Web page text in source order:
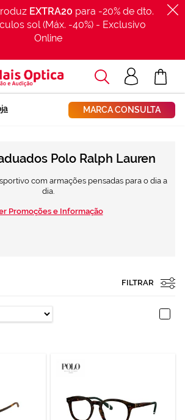
EXTRA20 para -20% de dto.
sol (Máx. -40%) - Exclusivo
Online
Acesso
clientes
O Meu
MARCA CONSULTA
Procurar
Polo Ralph Lauren
Polo Ralph Lauren
com armações pensadas para o dia a
dia.
Promoções e Informação
FILTRAR